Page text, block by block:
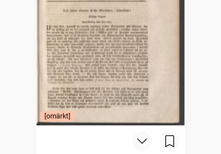
[omärkt]